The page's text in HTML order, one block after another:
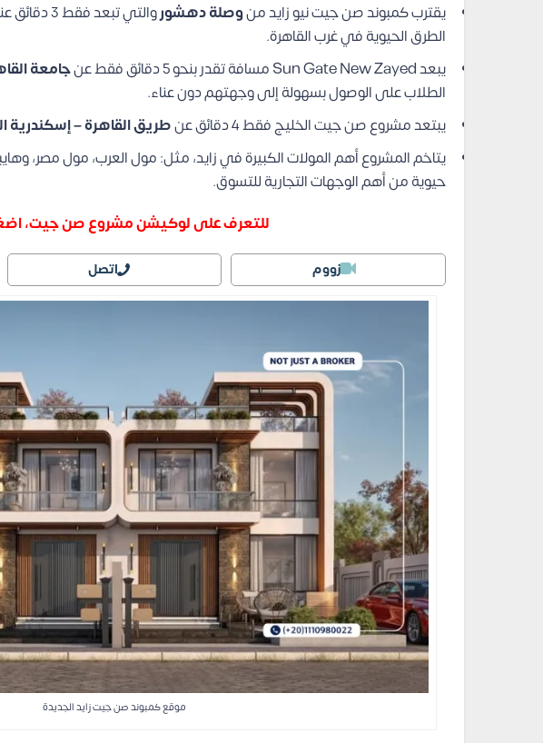
يقترب كمبوند صن جيت نيو زايد منوصلة دهشور
والتي
الطرق الحيوية في غرب القاهرة.
يبعد Sun Gate New Zayed مسافة تقدر بنحو 5 دقائق فقط عن
جامعة
الطلاب على الوصول بسهولة إلى وجهتهم دون عناء.
يبتعد مشروع صن جيت الخليج فقط 4 دقائق عن
طريق القاهرة – إسكندرية
يتاخم المشروع أهم المولات الكبيرة في زايد، مثل: مول العرب، مول مصر،
حيوية من أهم الوجهات التجارية للتسوق.
للتعرف على لوكيشن مشروع صن جيت،
زووم اتصل
موقع كمبوند صن جيت زايد الجديدة